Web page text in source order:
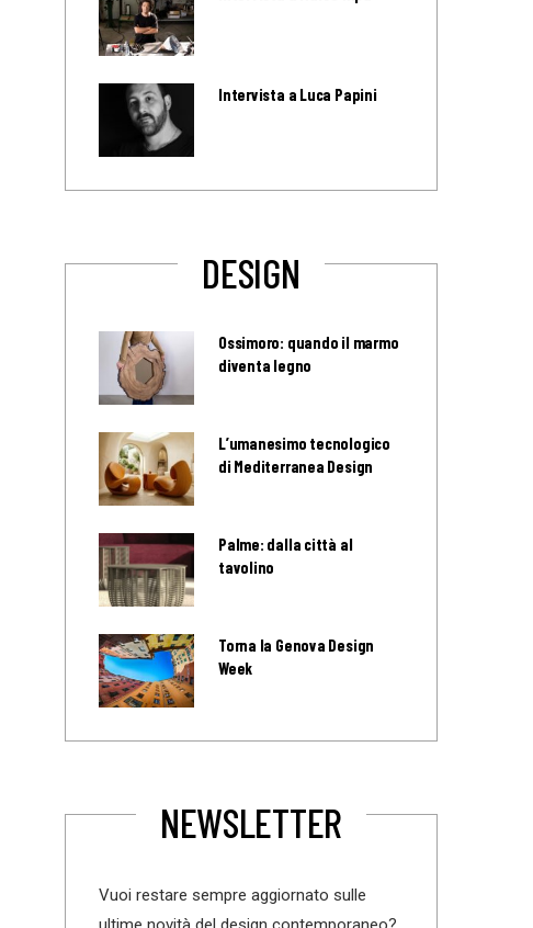
Intervista a Luca Papini
DESIGN
Ossimoro: quando il marmo
diventa legno
L’umanesimo tecnologico
di Mediterranea Design
Palme: dalla città al
tavolino
Torna la Genova Design
Week
NEWSLETTER
Vuoi restare sempre aggiornato sulle